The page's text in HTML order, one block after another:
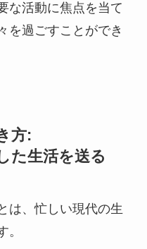
な活動に焦点を当て
を過ごすことができ
方:
た生活を送る
は、忙しい現代の生
。